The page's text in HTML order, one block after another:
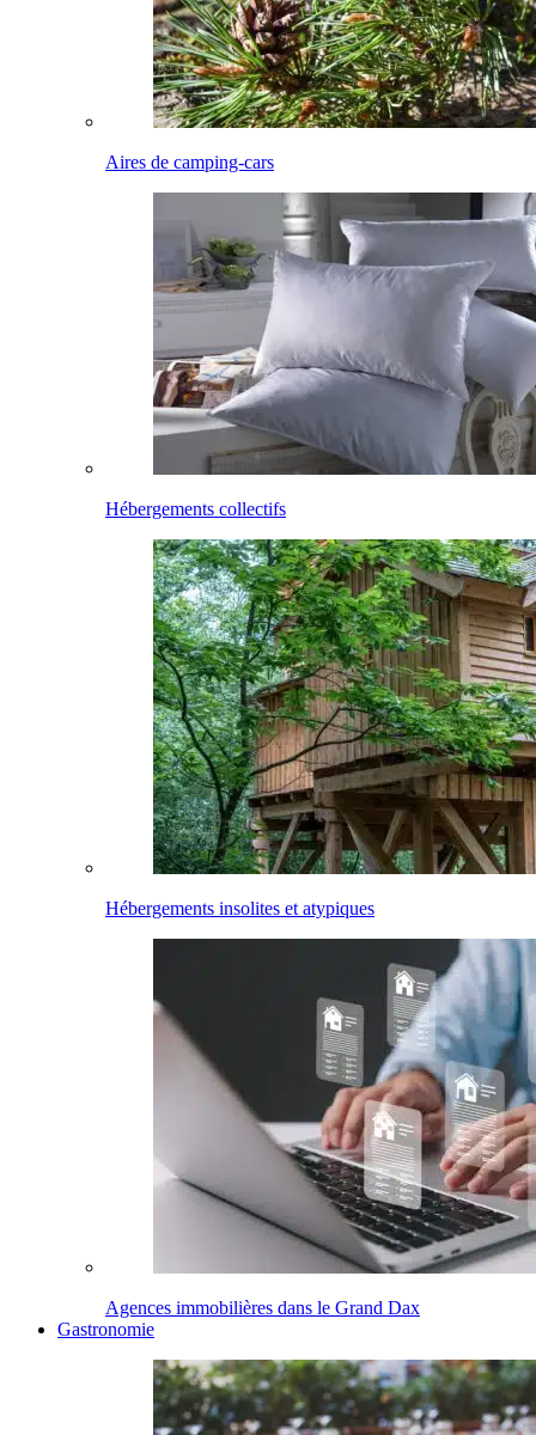
Aires de camping-cars
Hébergements collectifs
Hébergements insolites et atypiques
Agences immobilières dans le Grand Dax
Gastronomie